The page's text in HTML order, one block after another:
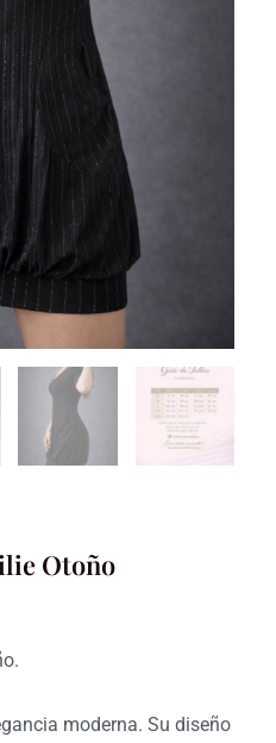
Otoño
moderna. Su diseño